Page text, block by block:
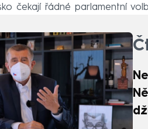
čekají řádné parlamentní